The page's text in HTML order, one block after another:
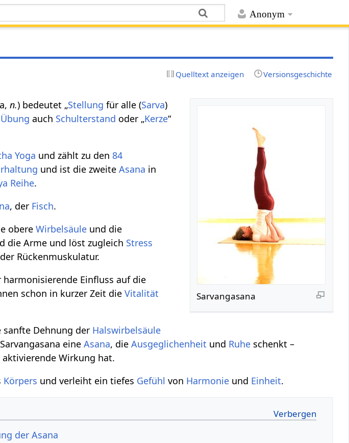
Anonym
Quelltext anzeigen Versionsgeschichte
Sarvangasana
n.) bedeutet „Stellung für alle (Sarva)
Übung auch Schulterstand oder „Kerze“
Yoga und zählt zu den 84
und ist die zweiteAsana in
Reihe.
, der Fisch.
obereWirbelsäule und die
die Arme und löst zugleich Stress
der Rückenmuskulatur.
harmonisierende Einfluss auf die
schon in kurzer Zeit dieVitalität
sanfte Dehnung der Halswirbelsäule
eineAsana, dieAusgeglichenheit und Ruhe schenkt –
aktivierende Wirkung hat.
Körpers und verleiht ein tiefes Gefühl von Harmonie und Einheit.
der Asana